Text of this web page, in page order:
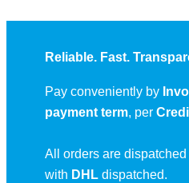
Reliable. Fast.
Pay conveniently by
payment term , per
All orders are
with DHL dispatched.